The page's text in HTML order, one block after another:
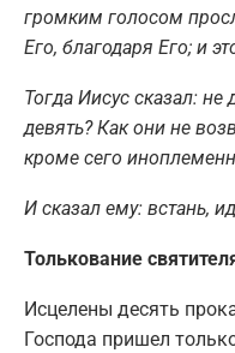
громким голосом
Его, благодаря Его; и
Тогда Иисус сказал: не
девять? Как они не
кроме сего
И сказал ему: встань,
Толькование
Исцелены десять
Господа пришел